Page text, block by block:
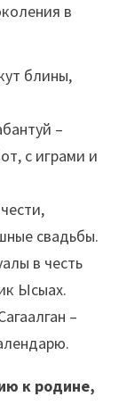
в
блины,
–
с играми и
свадьбы.
в честь
Ысыах.
–
к родине,